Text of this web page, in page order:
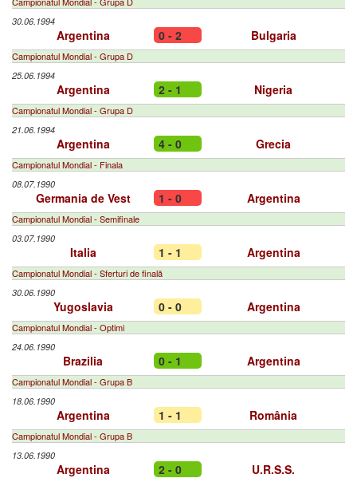
30.06.1994
Argentina 0 - 2 Bulgaria
Campionatul Mondial - Grupa D
25.06.1994
Argentina 2 - 1 Nigeria
Campionatul Mondial - Grupa D
21.06.1994
Argentina 4 - 0 Grecia
Campionatul Mondial - Finala
08.07.1990
Germania de Vest 1 - 0 Argentina
Campionatul Mondial - Semifinale
03.07.1990
Italia 1 - 1 Argentina
Campionatul Mondial - Sferturi de finală
30.06.1990
Yugoslavia 0 - 0 Argentina
Campionatul Mondial - Optimi
24.06.1990
Brazilia 0 - 1 Argentina
Campionatul Mondial - Grupa B
18.06.1990
Argentina 1 - 1 România
Campionatul Mondial - Grupa B
13.06.1990
Argentina 2 - 0 U.R.S.S.